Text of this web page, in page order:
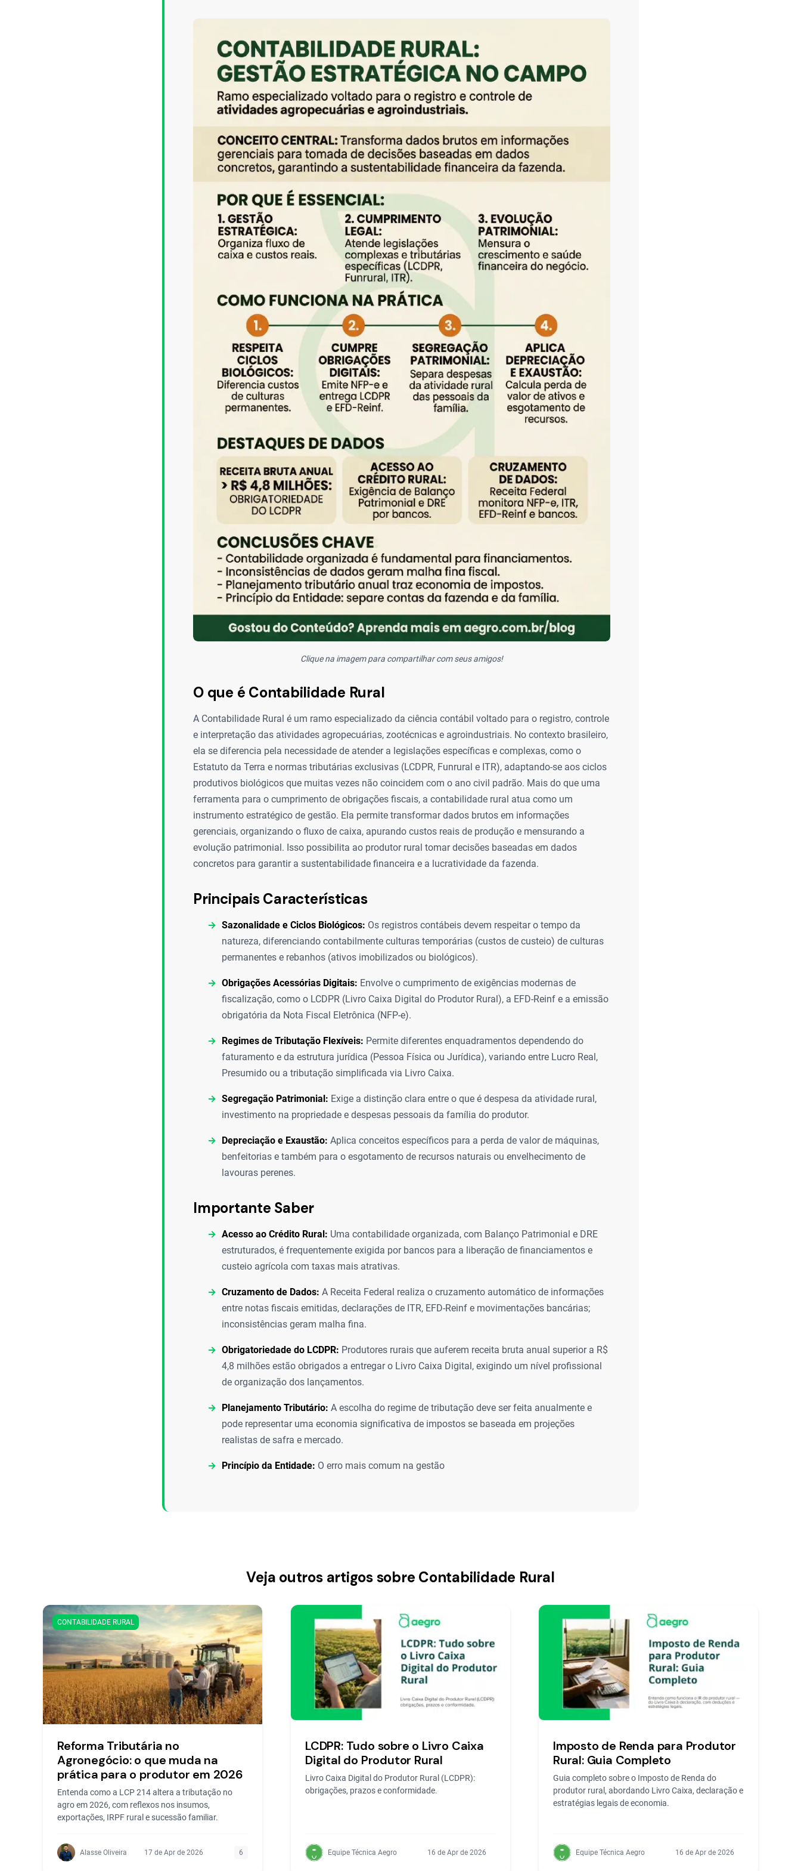
Clique na imagem para compartilhar com seus amigos!
O que é Contabilidade Rural
A Contabilidade Rural é um ramo especializado da ciência contábil voltado para o registro, controle
e interpretação das atividades agropecuárias, zootécnicas e agroindustriais. No contexto brasileiro,
ela se diferencia pela necessidade de atender a legislações específicas e complexas, como o
Estatuto da Terra e normas tributárias exclusivas (LCDPR, Funrural e ITR), adaptando-se aos ciclos
produtivos biológicos que muitas vezes não coincidem com o ano civil padrão. Mais do que uma
ferramenta para o cumprimento de obrigações fiscais, a contabilidade rural atua como um
instrumento estratégico de gestão. Ela permite transformar dados brutos em informações
gerenciais, organizando o fluxo de caixa, apurando custos reais de produção e mensurando a
evolução patrimonial. Isso possibilita ao produtor rural tomar decisões baseadas em dados
concretos para garantir a sustentabilidade financeira e a lucratividade da fazenda.
Principais Características
Sazonalidade e Ciclos Biológicos: Os registros contábeis devem respeitar o tempo da
natureza, diferenciando contabilmente culturas temporárias (custos de custeio) de culturas
permanentes e rebanhos (ativos imobilizados ou biológicos).
Obrigações Acessórias Digitais: Envolve o cumprimento de exigências modernas de
fiscalização, como o LCDPR (Livro Caixa Digital do Produtor Rural), a EFD-Reinf e a emissão
obrigatória da Nota Fiscal Eletrônica (NFP-e).
Regimes de Tributação Flexíveis: Permite diferentes enquadramentos dependendo do
faturamento e da estrutura jurídica (Pessoa Física ou Jurídica), variando entre Lucro Real,
Presumido ou a tributação simplificada via Livro Caixa.
Segregação Patrimonial: Exige a distinção clara entre o que é despesa da atividade rural,
investimento na propriedade e despesas pessoais da família do produtor.
Depreciação e Exaustão: Aplica conceitos específicos para a perda de valor de máquinas,
benfeitorias e também para o esgotamento de recursos naturais ou envelhecimento de
lavouras perenes.
Importante Saber
Acesso ao Crédito Rural: Uma contabilidade organizada, com Balanço Patrimonial e DRE
estruturados, é frequentemente exigida por bancos para a liberação de financiamentos e
custeio agrícola com taxas mais atrativas.
Cruzamento de Dados: A Receita Federal realiza o cruzamento automático de informações
entre notas fiscais emitidas, declarações de ITR, EFD-Reinf e movimentações bancárias;
inconsistências geram malha fina.
Obrigatoriedade do LCDPR: Produtores rurais que auferem receita bruta anual superior a R$
4,8 milhões estão obrigados a entregar o Livro Caixa Digital, exigindo um nível profissional
de organização dos lançamentos.
Planejamento Tributário: A escolha do regime de tributação deve ser feita anualmente e
pode representar uma economia significativa de impostos se baseada em projeções
realistas de safra e mercado.
Princípio da Entidade: O erro mais comum na gestão
Veja outros artigos sobre Contabilidade Rural
CONTABILIDADE RURAL
Reforma Tributária no
Agronegócio: o que muda na
prática para o produtor em 2026
Entenda como a LCP 214 altera a tributação no
agro em 2026, com reflexos nos insumos,
exportações, IRPF rural e sucessão familiar.
Alasse Oliveira 17 de Apr de 2026 6
LCDPR: Tudo sobre o Livro Caixa
Digital do Produtor Rural
Livro Caixa Digital do Produtor Rural (LCDPR):
obrigações, prazos e conformidade.
Equipe Técnica Aegro 16 de Apr de 2026
Imposto de Renda para Produtor
Rural: Guia Completo
Guia completo sobre o Imposto de Renda do
produtor rural, abordando Livro Caixa, declaração e
estratégias legais de economia.
Equipe Técnica Aegro 16 de Apr de 2026